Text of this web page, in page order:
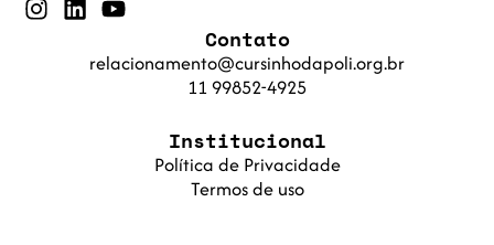
Institucional
Política de Privacidade
Termos de uso
Contato
relacionamento@cursinhodapoli.org.br
11 99852-4925